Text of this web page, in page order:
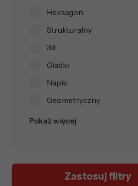
Heksagon
Strukturalny
3d
Gładki
Napis
Geometryczny
Pokaż więcej
Zastosuj filtry